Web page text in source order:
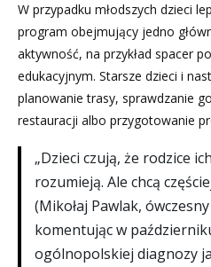
W przypadku młodszych dzieci
program obejmujący jedno
aktywność, na przykład spacer
edukacyjnym. Starsze dzieci i
planowanie trasy, sprawdzanie
restauracji albo przygotowanie
„Dzieci czują, że rodzice
rozumieją. Ale chcą
(Mikołaj Pawlak,
komentując w
ogólnopolskiej diagnozy